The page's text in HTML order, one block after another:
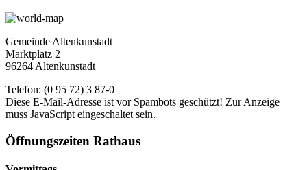
Gemeinde Altenkunstadt
Marktplatz 2
96264 Altenkunstadt
Telefon: (0 95 72) 3 87-0
Diese E-Mail-Adresse ist vor Spambots geschützt! Zur Anzeige
muss JavaScript eingeschaltet sein.
Öffnungszeiten Rathaus